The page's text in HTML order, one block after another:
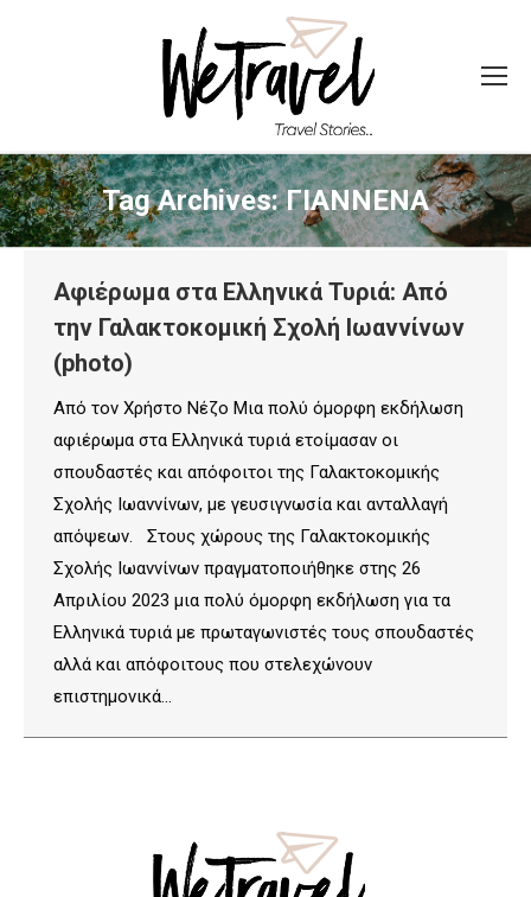
Tag Archives:ΓΙΑΝΝΕΝΑ
Αφιέρωμα στα Ελληνικά Τυριά: Από
την Γαλακτοκομική Σχολή Ιωαννίνων
(photo)
Από τον Χρήστο Νέζο Μια πολύ όμορφη εκδήλωση
αφιέρωμα στα Ελληνικά τυριά ετοίμασαν οι
σπουδαστές και απόφοιτοι της Γαλακτοκομικής
Σχολής Ιωαννίνων, με γευσιγνωσία και ανταλλαγή
απόψεων. Στους χώρους της Γαλακτοκομικής
Σχολής Ιωαννίνων πραγματοποιήθηκε στης 26
Απριλίου 2023 μια πολύ όμορφη εκδήλωση για τα
Ελληνικά τυριά με πρωταγωνιστές τους σπουδαστές
αλλά και απόφοιτους που στελεχώνουν
επιστημονικά…